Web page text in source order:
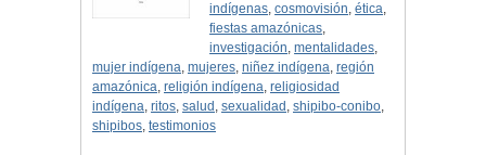
indígenas,cosmovisión,ética,
fiestas amazónicas,
investigación,mentalidades,
mujer indígena, mujeres, niñez indígena, región
amazónica, religión indígena, religiosidad
indígena, ritos, salud , sexualidad , shipibo-conibo,
shipibos, testimonios